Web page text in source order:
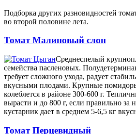
Подборка других разновидностей
во второй половине лета.
Томат Малиновый слон
Среднеспелый
семейства пасленовых.
требует сложного ухода, радует
вкусными плодами. Крупные
колеблется в районе 300-600 г.
вырасти и до 800 г, если правильно
кустарник дает в среднем 5-6,5 кг
Томат Перцевидный